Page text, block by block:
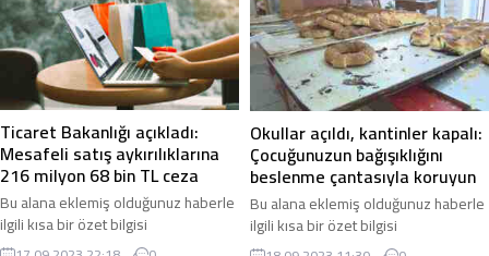
Ticaret Bakanlığı açıkladı:
Mesafeli satış aykırılıklarına
216 milyon 68 bin TL ceza
Bu alana eklemiş olduğunuz haberle
ilgili kısa bir özet bilgisi
ekleyebilirsiniz. Bu metin yazı
Okullar açıldı, kantinler kapalı:
Çocuğunuzun bağışıklığını
beslenme çantasıyla koruyun
Bu alana eklemiş olduğunuz haberle
ilgili kısa bir özet bilgisi
ekleyebilirsiniz. Bu metin yazı